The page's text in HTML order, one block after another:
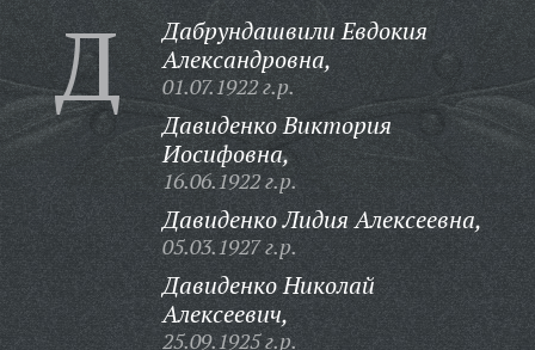
Д
Дабрундашвили Евдокия
Александровна,
01.07.1922 г.р.
Давиденко Виктория
Иосифовна,
16.06.1922 г.р.
Давиденко Лидия Алексеевна,
05.03.1927 г.р.
Давиденко Николай
Алексеевич,
25.09.1925 г.р.